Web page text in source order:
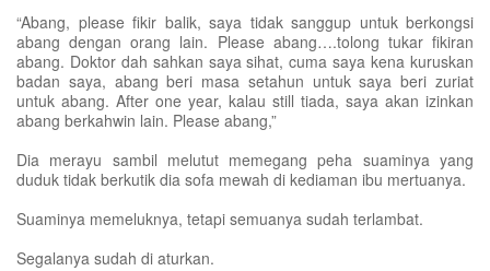
“Abang, please fikir balik, saya tidak sanggup untuk berkongsi
abang dengan orang lain. Please abang….tolong tukar fikiran
abang. Doktor dah sahkan saya sihat, cuma saya kena kuruskan
badan saya, abang beri masa setahun untuk saya beri zuriat
untuk abang. After one year, kalau still tiada, saya akan izinkan
abang berkahwin lain. Please abang,”
Dia merayu sambil melutut memegang peha suaminya yang
duduk tidak berkutik dia sofa mewah di kediaman ibu mertuanya.
Suaminya memeluknya, tetapi semuanya sudah terlambat.
Segalanya sudah di aturkan.